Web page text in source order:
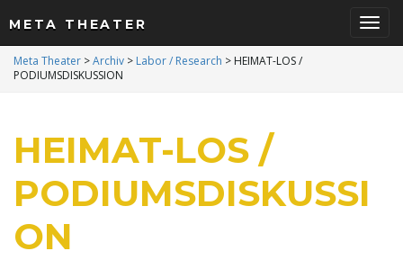
META THEATER
Meta Theater >Archiv > Labor / Research > HEIMAT-LOS /
PODIUMSDISKUSSION
HEIMAT-LOS /
PODIUMSDISKUSSI
ON